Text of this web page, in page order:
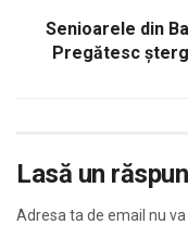
Senioarele din
Pregătesc
Lasă un
Adresa ta de email nu va